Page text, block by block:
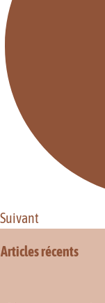
Suivant
Articles récents